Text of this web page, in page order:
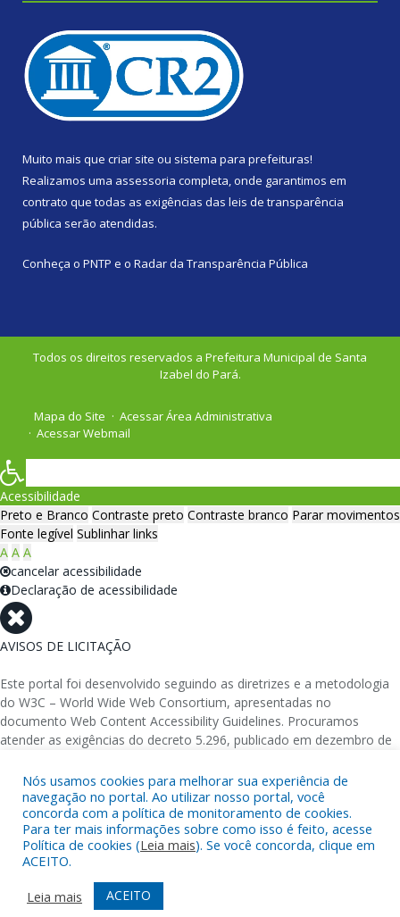
Muito mais que criar site ou sistema para prefeituras!
Realizamos uma assessoria completa, onde garantimos em
contrato que todas as exigências das leis de transparência
pública serão atendidas.
Conheça o PNTP e o Radar da Transparência Pública
Todos os direitos reservados a Prefeitura Municipal de Santa
Izabel do Pará.
Mapa do Site
Acessar Área Administrativa
Acessar Webmail
Nós usamos cookies para melhorar sua experiência de
navegação no portal. Ao utilizar nosso portal, você
concorda com a política de monitoramento de cookies.
Para ter mais informações sobre como isso é feito, acesse
Política de cookies (Leia mais). Se você concorda, clique em
ACEITO.
Leia mais
ACEITO
Acessibilidade
Preto e Branco Contraste preto Contraste branco Parar movimentos
Fonte legível Sublinhar links
A A A
cancelar acessibilidade
Declaração de acessibilidade
AVISOS DE LICITAÇÃO
Este portal foi desenvolvido seguindo as diretrizes e a metodologia
do W3C – World Wide Web Consortium, apresentadas no
documento Web Content Accessibility Guidelines. Procuramos
atender as exigências do decreto 5.296, publicado em dezembro de
eletrônicos da administração pública na rede mundial de
computadores para o uso das pessoas com necessidades especiais,
garantindo-lhes o pleno acesso aos conteúdos disponíveis.
Além de validações automáticas, foram realizados testes em
diversos navegadores e através do utilitário de acesso a Internet do
DOSVOX, sistema operacional destinado deficientes visuais.